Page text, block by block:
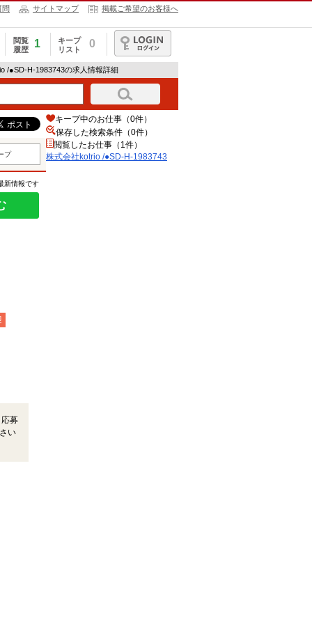
問 サイトマップ 掲載ご希望のお客様へ
閲覧
履歴
1
キープ
リスト
0
ログイン
/●SD-H-1983743の求人情報詳細
プ
新情報です
募
い
キープ中のお仕事（0件）
保存した検索条件（0件）
閲覧したお仕事（1件）
株式会社kotrio /●SD-H-1983743